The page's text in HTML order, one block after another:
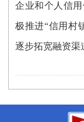
企业和个人信
极推进“信用村
逐步拓宽融资渠